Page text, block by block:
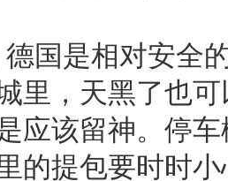
国是相对安全
里，天黑了也
应该留神。停
的提包要时时